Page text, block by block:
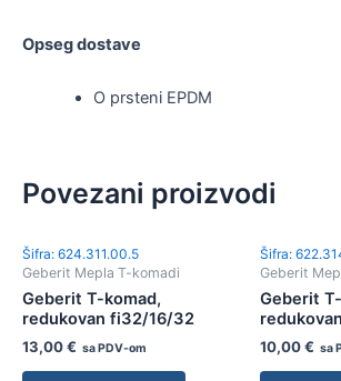
Opseg dostave
O prsteni EPDM
Povezani proizvodi
Šifra: 624.311.00.5
Geberit Mepla T-komadi
Geberit T-komad,
redukovan fi32/16/32
13,00€ sa PDV-om
Šifra:
Geberit
Geberit
10,00€ sa